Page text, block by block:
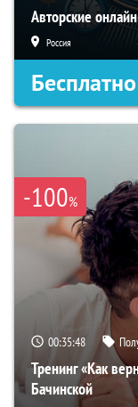
Авторские
Россия
Бесплатно
-100%
00:35:47
Тренинг «Как
Бачинской